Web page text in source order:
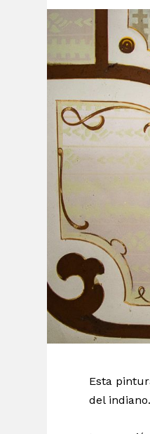
Esta
del indiano.